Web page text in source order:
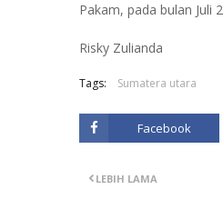
Pakam, pada bulan Juli
Risky Zulianda
Tags: Sumatera utara
Facebook
LEBIH LAMA